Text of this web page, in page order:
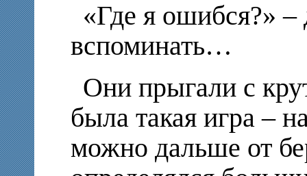
«Где я ошибся?»
вспоминать…
Они прыгали с
была такая игра –
можно дальше от